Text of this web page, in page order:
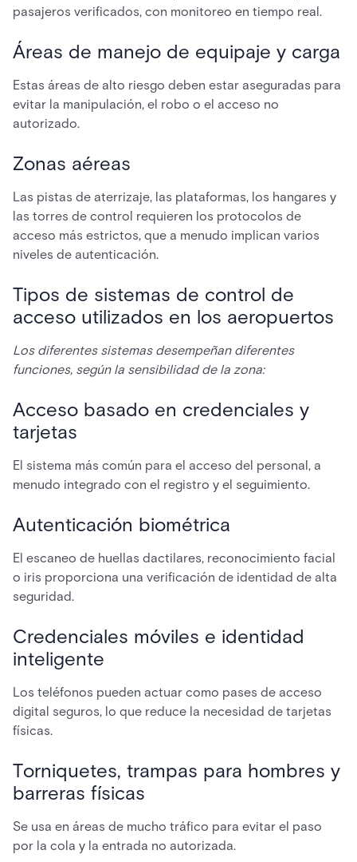
pasajeros verificados, con monitoreo en tiempo real.
Áreas de manejo de equipaje y carga
Estas áreas de alto riesgo deben estar aseguradas para
evitar la manipulación, el robo o el acceso no
autorizado.
Zonas aéreas
Las pistas de aterrizaje, las plataformas, los hangares y
las torres de control requieren los protocolos de
acceso más estrictos, que a menudo implican varios
niveles de autenticación.
Tipos de sistemas de control de
acceso utilizados en los aeropuertos
Los diferentes sistemas desempeñan diferentes
funciones, según la sensibilidad de la zona:
Acceso basado en credenciales y
tarjetas
El sistema más común para el acceso del personal, a
menudo integrado con el registro y el seguimiento.
Autenticación biométrica
El escaneo de huellas dactilares, reconocimiento facial
o iris proporciona una verificación de identidad de alta
seguridad.
Credenciales móviles e identidad
inteligente
Los teléfonos pueden actuar como pases de acceso
digital seguros, lo que reduce la necesidad de tarjetas
físicas.
Torniquetes, trampas para hombres y
barreras físicas
Se usa en áreas de mucho tráfico para evitar el paso
por la cola y la entrada no autorizada.